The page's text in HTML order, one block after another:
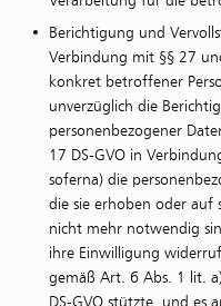
Berichtigung und
Verbindung mit §§ 27
konkret betroffener
unverzüglich die
personenbezogener
17 DS-GVO in
soferna) die
die sie erhoben oder auf
nicht mehr notwendig
ihre Einwilligung
gemäß Art. 6 Abs. 1 lit.
DS-GVO stützte, und es